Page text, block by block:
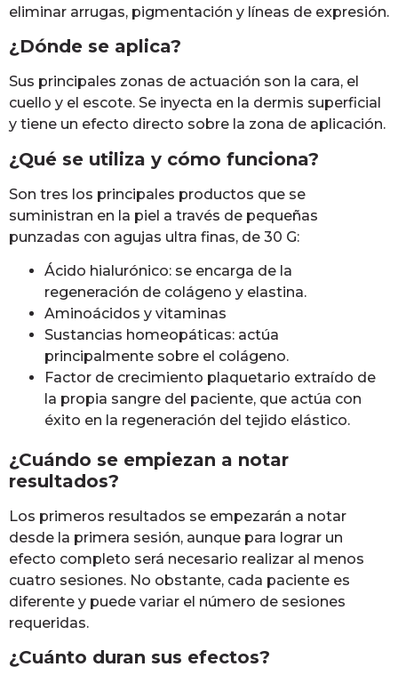
eliminar arrugas, pigmentación y líneas de expresión.
¿Dónde se aplica?
Sus principales zonas de actuación son la cara, el
cuello y el escote. Se inyecta en la dermis superficial
y tiene un efecto directo sobre la zona de aplicación.
¿Qué se utiliza y cómo funciona?
Son tres los principales productos que se
suministran en la piel a través de pequeñas
punzadas con agujas ultra finas, de 30 G:
Ácido hialurónico: se encarga de la
regeneración de colágeno y elastina.
Aminoácidos y vitaminas
Sustancias homeopáticas: actúa
principalmente sobre el colágeno.
Factor de crecimiento plaquetario extraído de
la propia sangre del paciente, que actúa con
éxito en la regeneración del tejido elástico.
¿Cuándo se empiezan a notar
resultados?
Los primeros resultados se empezarán a notar
desde la primera sesión, aunque para lograr un
efecto completo será necesario realizar al menos
cuatro sesiones. No obstante, cada paciente es
diferente y puede variar el número de sesiones
requeridas.
¿Cuánto duran sus efectos?